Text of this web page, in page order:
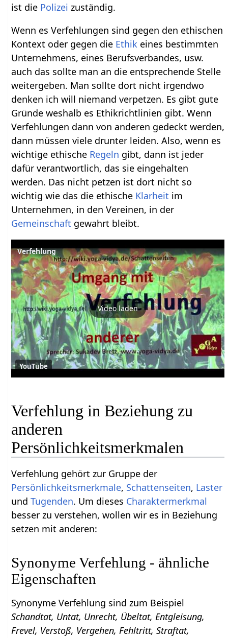
ist die Polizei zuständig.
Wenn es Verfehlungen sind gegen den ethischen
Kontext oder gegen die Ethik eines bestimmten
Unternehmens, eines Berufsverbandes, usw.
auch das sollte man an die entsprechende Stelle
weitergeben. Man sollte dort nicht irgendwo
denken ich will niemand verpetzen. Es gibt gute
Gründe weshalb es Ethikrichtlinien gibt. Wenn
Verfehlungen dann von anderen gedeckt werden,
dann müssen viele drunter leiden. Also, wenn es
wichtige ethische Regeln gibt, dann ist jeder
dafür verantwortlich, das sie eingehalten
werden. Das nicht petzen ist dort nicht so
wichtig wie das die ethische Klarheit im
Unternehmen, in den Vereinen, in der
Gemeinschaft gewahrt bleibt.
Verfehlung
Video laden
YouTube
Verfehlung in Beziehung zu
anderen
Persönlichkeitsmerkmalen
Verfehlung gehört zur Gruppe der
Persönlichkeitsmerkmale, Schattenseiten, Laster
undTugenden. Um dieses Charaktermerkmal
besser zu verstehen, wollen wir es in Beziehung
setzen mit anderen:
Synonyme Verfehlung - ähnliche
Eigenschaften
Synonyme Verfehlung sind zum Beispiel
Schandtat, Untat, Unrecht, Übeltat, Entgleisung,
Frevel, Verstoß, Vergehen, Fehltritt, Straftat,